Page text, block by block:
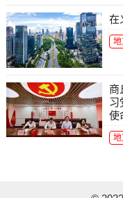
在
地
商
习
使
地